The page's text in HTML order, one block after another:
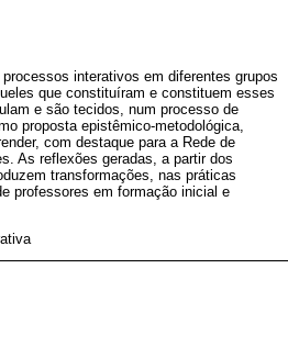
interativos em diferentes grupos
que constituíram e constituem esses
e são tecidos, num processo de
proposta epistêmico-metodológica,
com destaque para a Rede de
As reflexões geradas, a partir dos
transformações, nas práticas
professores em formação inicial e